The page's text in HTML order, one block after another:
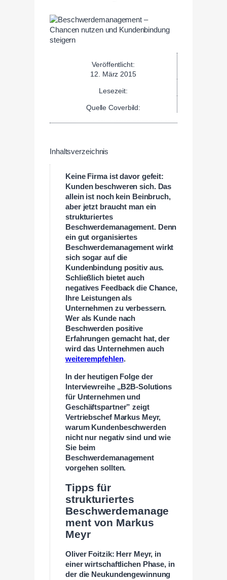
Veröffentlicht:
12. März 2015
Lesezeit:
Quelle Coverbild:
Inhaltsverzeichnis
Keine Firma ist davor gefeit:
Kunden beschweren sich. Das
allein ist noch kein Beinbruch,
aber jetzt braucht man ein
strukturiertes
Beschwerdemanagement. Denn
ein gut organisiertes
Beschwerdemanagement wirkt
sich sogar auf die
Kundenbindung positiv aus.
Schließlich bietet auch
negatives Feedback die Chance,
Ihre Leistungen als
Unternehmen zu verbessern.
Wer als Kunde nach
Beschwerden positive
Erfahrungen gemacht hat, der
wird das Unternehmen auch
weiterempfehlen.
In der heutigen Folge der
Interviewreihe „B2B-Solutions
für Unternehmen und
Geschäftspartner” zeigt
Vertriebschef Markus Meyr,
warum Kundenbeschwerden
nicht nur negativ sind und wie
Sie beim
Beschwerdemanagement
vorgehen sollten.
Tipps für
strukturiertes
Beschwerdemanage
ment von Markus
Meyr
Oliver Foitzik: Herr Meyr, in
einer wirtschaftlichen Phase, in
der die Neukundengewinnung